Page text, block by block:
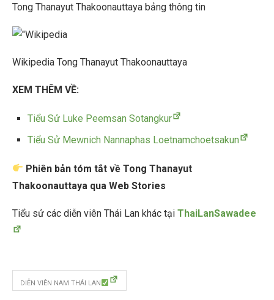
Tong Thanayut Thakoonauttaya bảng thông tin
Wikipedia Tong Thanayut Thakoonauttaya
XEM THÊM VỀ:
Tiểu Sử Luke Peemsan Sotangkur
Tiểu Sử Mewnich Nannaphas Loetnamchoetsakun
Phiên bản tóm tắt về Tong Thanayut
Thakoonauttaya qua Web Stories
Tiểu sử các diễn viên Thái Lan khác tại ThaiLanSawadee
DIỄN VIÊN NAM THÁI LAN